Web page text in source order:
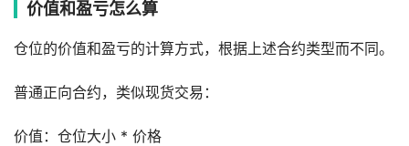
价值和盈亏怎么算
仓位的价值和盈亏的计算方式，根据上述合约类型而不同。
普通正向合约，类似现货交易：
价值：仓位大小 * 价格